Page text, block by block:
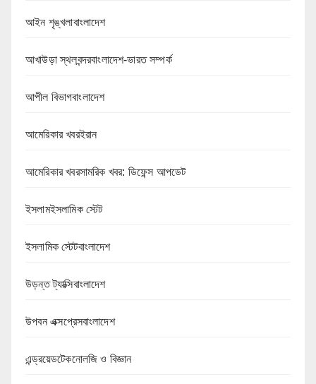
আইন শৃঙ্খলাবাংলাদেশ
আখাউড়া স্থলবন্দরবাংলাদেশ-ভারত সম্পর্ক
আপীল বিভাগবাংলাদেশ
আমেরিকার খবরইরান
আমেরিকার খবরসামরিক খবর: ডিফেন্স আপডেট
ইসলামইসলামিক স্টেট
ইসলামিক স্টেটবাংলাদেশ
উড়ন্ত ট্যাক্সিবাংলাদেশ
উপবন এক্সপ্রেসবাংলাদেশ
এন্ড্রয়েডটেকনোলজি ও বিজ্ঞান